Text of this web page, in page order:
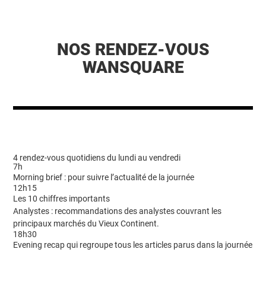
NOS RENDEZ-VOUS
WANSQUARE
4 rendez-vous quotidiens du lundi au vendredi
7h
Morning brief : pour suivre l’actualité de la journée
12h15
Les 10 chiffres importants
Analystes : recommandations des analystes couvrant les
principaux marchés du Vieux Continent.
18h30
Evening recap qui regroupe tous les articles parus dans la journée